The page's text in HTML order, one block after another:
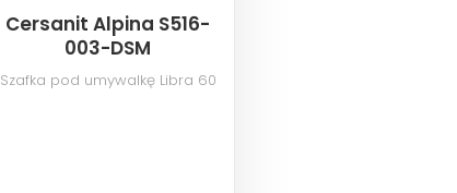
Cersanit Alpina S516-
003-DSM
Szafka pod umywalkę Libra 60